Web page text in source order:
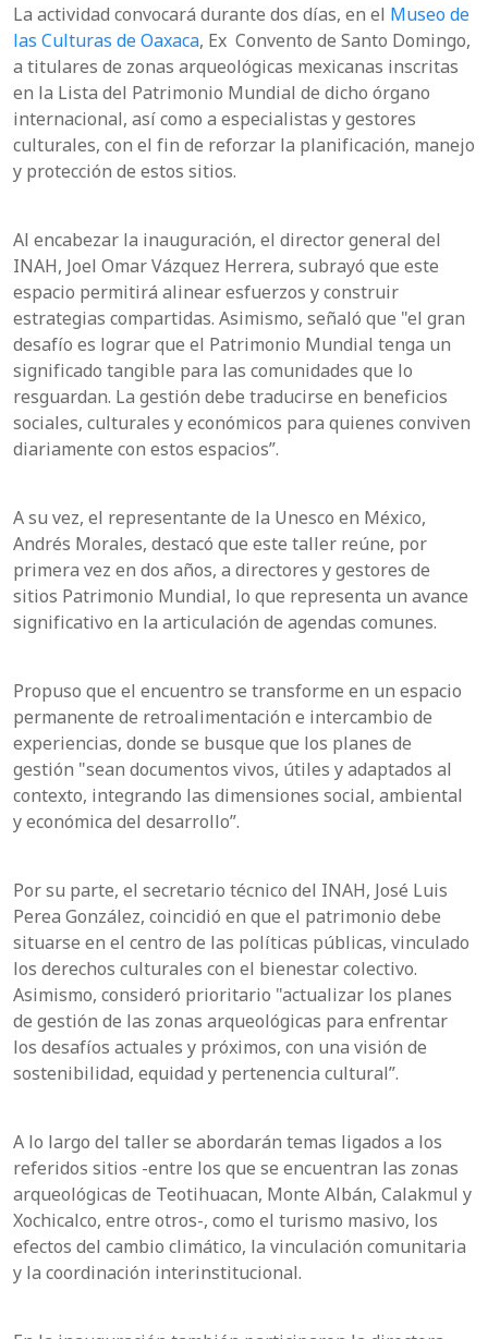
La actividad convocará durante dos días, en el Museo de
las Culturas de Oaxaca, Ex Convento de Santo Domingo,
a titulares de zonas arqueológicas mexicanas inscritas
en la Lista del Patrimonio Mundial de dicho órgano
internacional, así como a especialistas y gestores
culturales, con el fin de reforzar la planificación, manejo
y protección de estos sitios.
Al encabezar la inauguración, el director general del
INAH, Joel Omar Vázquez Herrera, subrayó que este
espacio permitirá alinear esfuerzos y construir
estrategias compartidas. Asimismo, señaló que "el gran
desafío es lograr que el Patrimonio Mundial tenga un
significado tangible para las comunidades que lo
resguardan. La gestión debe traducirse en beneficios
sociales, culturales y económicos para quienes conviven
diariamente con estos espacios”.
A su vez, el representante de la Unesco en México,
Andrés Morales, destacó que este taller reúne, por
primera vez en dos años, a directores y gestores de
sitios Patrimonio Mundial, lo que representa un avance
significativo en la articulación de agendas comunes.
Propuso que el encuentro se transforme en un espacio
permanente de retroalimentación e intercambio de
experiencias, donde se busque que los planes de
gestión "sean documentos vivos, útiles y adaptados al
contexto, integrando las dimensiones social, ambiental
y económica del desarrollo”.
Por su parte, el secretario técnico del INAH, José Luis
Perea González, coincidió en que el patrimonio debe
situarse en el centro de las políticas públicas, vinculado
los derechos culturales con el bienestar colectivo.
Asimismo, consideró prioritario "actualizar los planes
de gestión de las zonas arqueológicas para enfrentar
los desafíos actuales y próximos, con una visión de
sostenibilidad, equidad y pertenencia cultural”.
A lo largo del taller se abordarán temas ligados a los
referidos sitios -entre los que se encuentran las zonas
arqueológicas de Teotihuacan, Monte Albán, Calakmul y
Xochicalco, entre otros-, como el turismo masivo, los
efectos del cambio climático, la vinculación comunitaria
y la coordinación interinstitucional.